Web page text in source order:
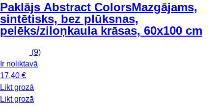
Paklājs Abstract ColorsMazgājams,
sintētisks, bez plūksnas,
pelēks/ziloņkaula krāsas, 60x100 cm
(9)
Ir noliktavā
17,40 €
Likt grozā
Likt grozā